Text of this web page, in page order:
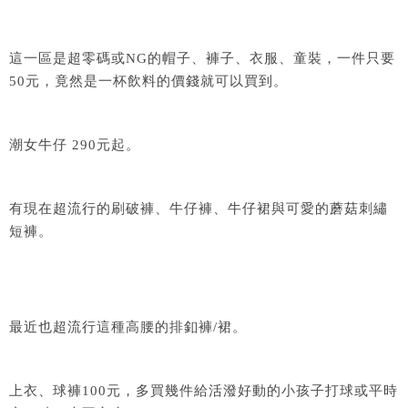
這一區是超零碼或NG的帽子、褲子、衣服、童裝，一件只要
50元，竟然是一杯飲料的價錢就可以買到。
潮女牛仔 290元起。
有現在超流行的刷破褲、牛仔褲、牛仔裙與可愛的蘑菇刺繡
短褲。
最近也超流行這種高腰的排釦褲/裙。
上衣、球褲100元，多買幾件給活潑好動的小孩子打球或平時